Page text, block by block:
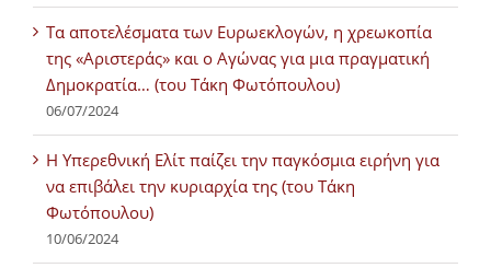
Τα αποτελέσματα των Ευρωεκλογών, η χρεωκοπία
της «Αριστεράς» και ο Αγώνας για μια πραγματική
Δημοκρατία… (του Τάκη Φωτόπουλου)
06/07/2024
H Υπερεθνική Ελίτ παίζει την παγκόσμια ειρήνη για
να επιβάλει την κυριαρχία της (του Τάκη
Φωτόπουλου)
10/06/2024